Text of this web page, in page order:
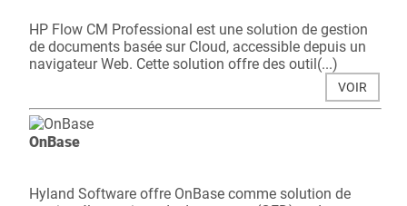
HP Flow CM Professional est une solution de gestion
de documents basée sur Cloud, accessible depuis un
navigateur Web. Cette solution offre des outil(...)
VOIR
OnBase
Hyland Software offre OnBase comme solution de